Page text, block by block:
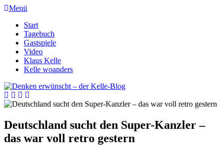
Menü
Start
Tagebuch
Gastspiele
Video
Klaus Kelle
Kelle woanders
Deutschland sucht den Super-Kanzler –
das war voll retro gestern